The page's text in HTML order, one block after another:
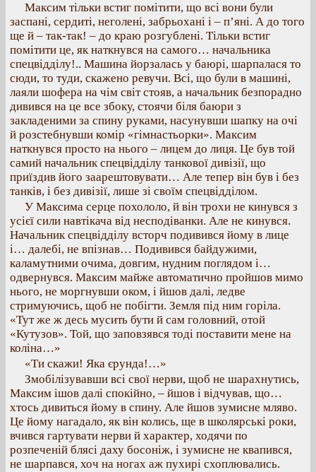
Максим тільки встиг помітити, що всі вони були
заспані, сердиті, неголені, забрьохані і – п’яні. А до того
ще й – так-так! – до краю розгублені. Тільки встиг
помітити це, як наткнувся на самого… начальника
спецвідділу!.. Машина йорзалась у баюрі, шарпалася то
сюди, то туди, скажено ревучи. Всі, що були в машині,
лаяли шофера на чім світ стояв, а начальник безпорадно
дивився на це все збоку, стоячи біля баюри з
закладеними за спину руками, насунувши шапку на очі
й розстебнувши комір «гімнастьорки». Максим
наткнувся просто на нього – лицем до лиця. Це був той
самий начальник спецвідділу танкової дивізії, що
приїздив його заарештовувати… Але тепер він був і без
танків, і без дивізії, лише зі своїм спецвідділом.
У Максима серце похололо, й він трохи не кинувся з
усієї сили навтікача від несподіванки. Але не кинувся.
Начальник спецвідділу всторч подивився йому в лице
і… далебі, не впізнав… Подивився байдужими,
каламутними очима, довгим, нудним поглядом і…
одвернувся. Максим майже автоматично пройшов мимо
нього, не моргнувши оком, і йшов далі, ледве
стримуючись, щоб не побігти. Земля під ним горіла.
«Тут же ж десь мусить бути й сам головний, отой
«Кутузов». Той, що заповзявся тоді поставити мене на
коліна…»
«Ти скажи! Яка єрунда!…»
Змобілізувавши всі свої нерви, щоб не шарахнутись,
Максим ішов далі спокійно, – йшов і відчував, що…
хтось дивиться йому в спину. Але йшов зумисне мляво.
Це йому нагадало, як він колись, ще в школярські роки,
вчився гартувати нерви й характер, ходячи по
розпеченій блясі даху босоніж, і зумисне не квапився,
не шарпався, хоч на ногах аж пухирі схоплювались.